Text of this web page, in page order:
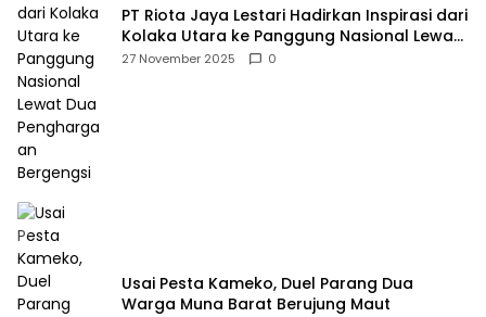
PT Riota Jaya Lestari Hadirkan Inspirasi dari
Kolaka Utara ke Panggung Nasional Lewat
Dua Penghargaan Bergengsi
27 November 2025 0
Usai Pesta Kameko, Duel Parang Dua
Warga Muna Barat Berujung Maut